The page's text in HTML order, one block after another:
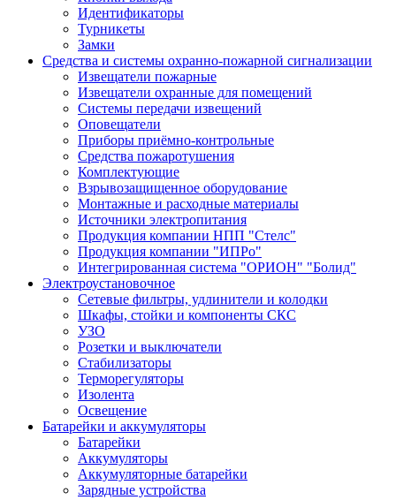
Идентификаторы
Турникеты
Замки
Средства и системы охранно-пожарной сигнализации
Извещатели пожарные
Извещатели охранные для помещений
Системы передачи извещений
Оповещатели
Приборы приёмно-контрольные
Средства пожаротушения
Комплектующие
Взрывозащищенное оборудование
Монтажные и расходные материалы
Источники электропитания
Продукция компании НПП "Стелс"
Продукция компании "ИПРо"
Интегрированная система "ОРИОН" "Болид"
Электроустановочное
Сетевые фильтры, удлинители и колодки
Шкафы, стойки и компоненты СКС
УЗО
Розетки и выключатели
Стабилизаторы
Терморегуляторы
Изолента
Освещение
Батарейки и аккумуляторы
Батарейки
Аккумуляторы
Аккумуляторные батарейки
Зарядные устройства